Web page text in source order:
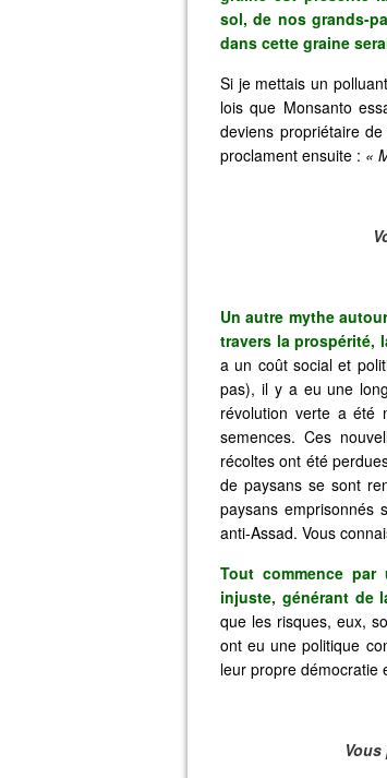
sol, de nos grands-
dans cette graine
Si je mettais un
lois que Monsanto
deviens propriétaire
proclament ensuite : «
Un autre mythe
travers la prospérité,
a un coût social et
pas), il y a eu une
révolution verte a été
semences. Ces
récoltes ont été
de paysans se sont
paysans emprisonnés
anti-Assad. Vous
Tout commence
injuste, générant de
que les risques, eux,
ont eu une politique
leur propre démocratie